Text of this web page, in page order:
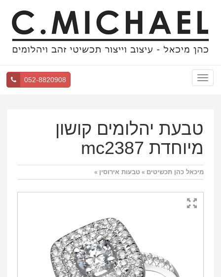
Toggle
navigation
052-8820908
טבעת יהלומים קושון
מיוחדת mc2387
מיכאל כהן תכשיטים » טבעות אירוסין »